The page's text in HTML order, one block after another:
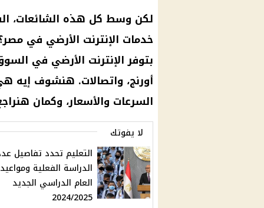
لكن وسط كل هذه الشائعات،
خدمات الإنترنت الأرضي في
بتوفرالإنترنت الأرضي في
أورنج، واتصالات. هنشوف إيه
السرعات والأسعار، وكمان
لا يفوتك
التعليم تحدد تفاصيل
الدراسة الفعلية ومواعيد
العام الدراسي الجديد
2024/2025